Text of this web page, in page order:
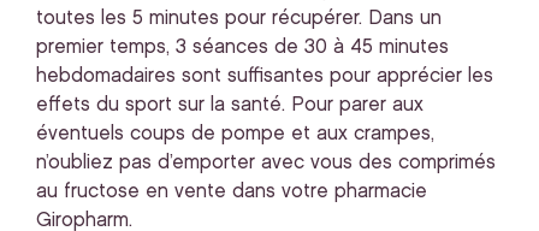
toutes les 5 minutes pour récupérer. Dans un
premier temps, 3 séances de 30 à 45 minutes
hebdomadaires sont suffisantes pour apprécier les
effets du sport sur la santé. Pour parer aux
éventuels coups de pompe et aux crampes,
n’oubliez pas d’emporter avec vous des comprimés
au fructose en vente dans votre pharmacie
Giropharm.